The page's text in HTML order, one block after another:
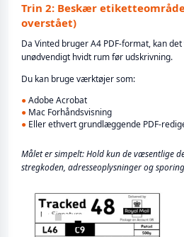
Trin 2: Beskær
overstået)
Da Vinted bruger A4 PDF-format, kan
unødvendigt hvidt rum før udskrivning.
Du kan bruge værktøjer som:
●Adobe Acrobat
● Mac Forhåndsvisning
● Eller ethvert grundlæggende PDF-
Målet er simpelt: Hold kun de væsentlige
stregkoden, adresseoplysninger og